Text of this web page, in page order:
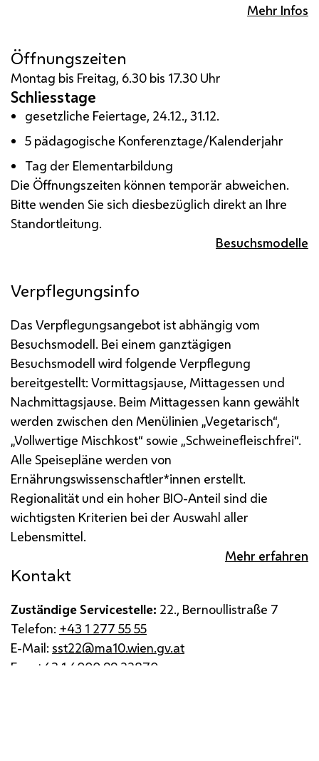
Mehr Infos
Öffnungszeiten
Montag bis Freitag, 6.30 bis 17.30 Uhr
Schliesstage
gesetzliche Feiertage, 24.12., 31.12.
5 pädagogische Konferenztage/Kalenderjahr
Tag der Elementarbildung
Die Öffnungszeiten können temporär abweichen.
Bitte wenden Sie sich diesbezüglich direkt an Ihre
Standortleitung.
Besuchsmodelle
Verpflegungsinfo
Das Verpflegungsangebot ist abhängig vom
Besuchsmodell. Bei einem ganztägigen
Besuchsmodell wird folgende Verpflegung
bereitgestellt: Vormittagsjause, Mittagessen und
Nachmittagsjause. Beim Mittagessen kann gewählt
werden zwischen den Menülinien „Vegetarisch“,
„Vollwertige Mischkost“ sowie „Schweinefleischfrei“.
Alle Speisepläne werden von
Ernährungswissenschaftler*innen erstellt.
Regionalität und ein hoher BIO-Anteil sind die
wichtigsten Kriterien bei der Auswahl aller
Lebensmittel.
Mehr erfahren
Kontakt
Zuständige Servicestelle: 22., Bernoullistraße 7
Telefon: +43 1 277 55 55
E-Mail: sst22@ma10.wien.gv.at
Fax:
+43 1 4000 99 22870